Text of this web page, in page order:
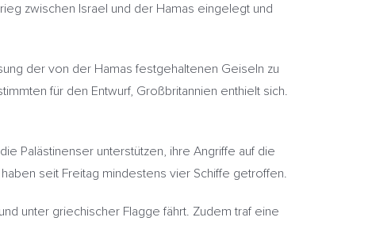
zwischen Israel und der Hamas eingelegt und
der von der Hamas festgehaltenen Geiseln zu
für den Entwurf, Großbritannien enthielt sich.
Palästinenser unterstützen, ihre Angriffe auf die
seit Freitag mindestens vier Schiffe getroffen.
unter griechischer Flagge fährt. Zudem traf eine